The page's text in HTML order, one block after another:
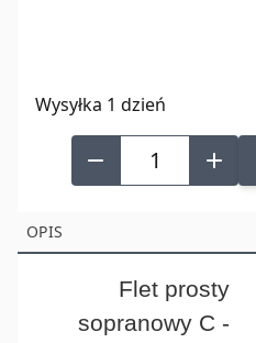
Wysyłka 1 dzień
OPIS
Flet prosty
sopranowy C -